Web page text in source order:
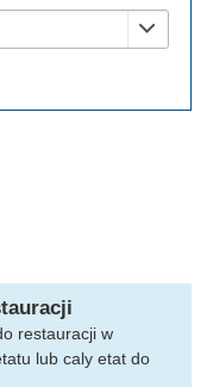
restauracji w
lub caly etat do